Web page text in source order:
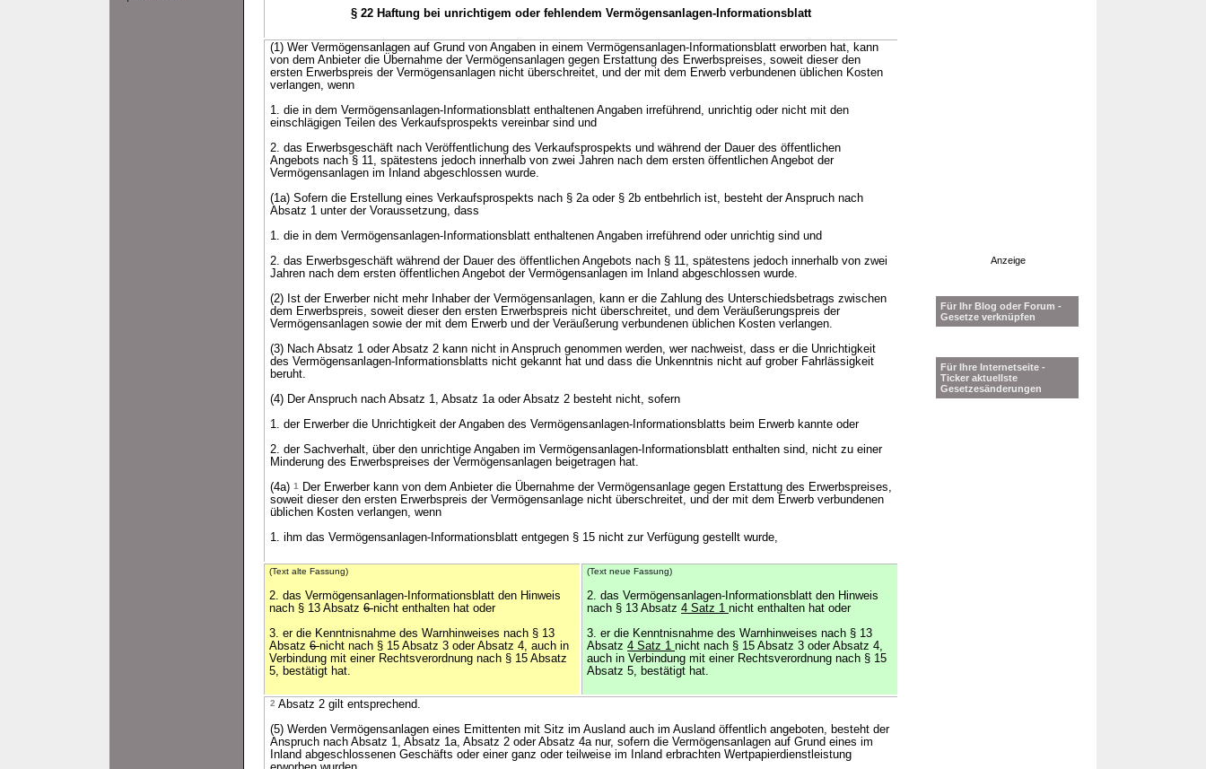
§ 22 Haftung bei unrichtigem oder fehlendem Vermögensanlagen-Informationsblatt
(1) Wer Vermögensanlagen auf Grund von Angaben in einem Vermögensanlagen-Informationsblatt erworben hat, kann
von dem Anbieter die Übernahme der Vermögensanlagen gegen Erstattung des Erwerbspreises, soweit dieser den
ersten Erwerbspreis der Vermögensanlagen nicht überschreitet, und der mit dem Erwerb verbundenen üblichen Kosten
verlangen, wenn
1. die in dem Vermögensanlagen-Informationsblatt enthaltenen Angaben irreführend, unrichtig oder nicht mit den
einschlägigen Teilen des Verkaufsprospekts vereinbar sind und
2. das Erwerbsgeschäft nach Veröffentlichung des Verkaufsprospekts und während der Dauer des öffentlichen
Angebots nach § 11, spätestens jedoch innerhalb von zwei Jahren nach dem ersten öffentlichen Angebot der
Vermögensanlagen im Inland abgeschlossen wurde.
(1a) Sofern die Erstellung eines Verkaufsprospekts nach § 2a oder § 2b entbehrlich ist, besteht der Anspruch nach
Absatz 1 unter der Voraussetzung, dass
1. die in dem Vermögensanlagen-Informationsblatt enthaltenen Angaben irreführend oder unrichtig sind und
2. das Erwerbsgeschäft während der Dauer des öffentlichen Angebots nach § 11, spätestens jedoch innerhalb von zwei
Jahren nach dem ersten öffentlichen Angebot der Vermögensanlagen im Inland abgeschlossen wurde.
(2) Ist der Erwerber nicht mehr Inhaber der Vermögensanlagen, kann er die Zahlung des Unterschiedsbetrags zwischen
dem Erwerbspreis, soweit dieser den ersten Erwerbspreis nicht überschreitet, und dem Veräußerungspreis der
Vermögensanlagen sowie der mit dem Erwerb und der Veräußerung verbundenen üblichen Kosten verlangen.
(3) Nach Absatz 1 oder Absatz 2 kann nicht in Anspruch genommen werden, wer nachweist, dass er die Unrichtigkeit
des Vermögensanlagen-Informationsblatts nicht gekannt hat und dass die Unkenntnis nicht auf grober Fahrlässigkeit
beruht.
(4) Der Anspruch nach Absatz 1, Absatz 1a oder Absatz 2 besteht nicht, sofern
1. der Erwerber die Unrichtigkeit der Angaben des Vermögensanlagen-Informationsblatts beim Erwerb kannte oder
2. der Sachverhalt, über den unrichtige Angaben im Vermögensanlagen-Informationsblatt enthalten sind, nicht zu einer
Minderung des Erwerbspreises der Vermögensanlagen beigetragen hat.
(4a) 1
Der Erwerber kann von dem Anbieter die Übernahme der Vermögensanlage gegen Erstattung des Erwerbspreises,
soweit dieser den ersten Erwerbspreis der Vermögensanlage nicht überschreitet, und der mit dem Erwerb verbundenen
üblichen Kosten verlangen, wenn
1. ihm das Vermögensanlagen-Informationsblatt entgegen § 15 nicht zur Verfügung gestellt wurde,
(Text alte Fassung)
2. das Vermögensanlagen-Informationsblatt den Hinweis
nach § 13 Absatz 6nicht enthalten hat oder
3. er die Kenntnisnahme des Warnhinweises nach § 13
Absatz 6nicht nach § 15 Absatz 3 oder Absatz 4, auch in
Verbindung mit einer Rechtsverordnung nach § 15 Absatz
5, bestätigt hat.
(Text neue Fassung)
2. das Vermögensanlagen-Informationsblatt den Hinweis
nach § 13 Absatz 4 Satz 1 nicht enthalten hat oder
3. er die Kenntnisnahme des Warnhinweises nach § 13
Absatz 4 Satz 1 nicht nach § 15 Absatz 3 oder Absatz 4,
auch in Verbindung mit einer Rechtsverordnung nach § 15
Absatz 5, bestätigt hat.
2 Absatz 2 gilt entsprechend.
(5) Werden Vermögensanlagen eines Emittenten mit Sitz im Ausland auch im Ausland öffentlich angeboten, besteht der
Anspruch nach Absatz 1, Absatz 1a, Absatz 2 oder Absatz 4a nur, sofern die Vermögensanlagen auf Grund eines im
Inland abgeschlossenen Geschäfts oder einer ganz oder teilweise im Inland erbrachten Wertpapierdienstleistung
Anzeige
Für Ihr Blog oder Forum -
Gesetze verknüpfen
Für Ihre Internetseite -
Ticker aktuellste
Gesetzesänderungen